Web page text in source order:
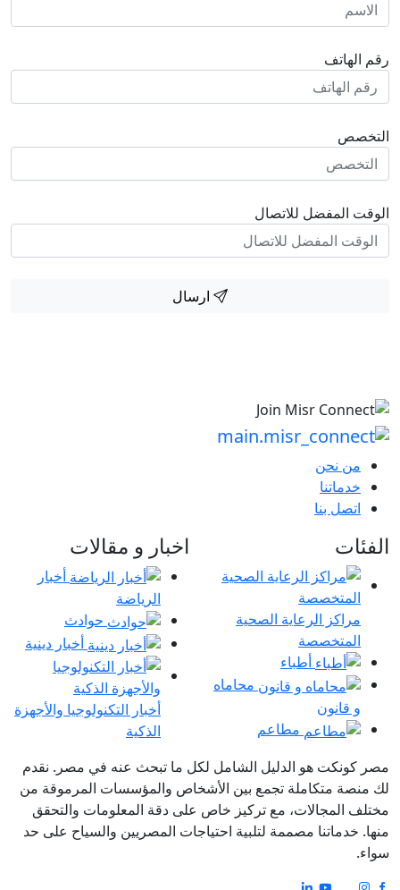
رقم الهاتف
التخصص
الوقت المفضل للاتصال
ارسال
من نحن
خدماتنا
اتصل بنا
الفئات
مراكز الرعاية الصحية
المتخصصة
أطباء
محاماه
و قانون
مطاعم
اخبار و مقالات
أخبار
الرياضة
حوادث
أخبار دينية
أخبار التكنولوجيا والأجهزة
الذكية
مصر كونكت هو الدليل الشامل لكل ما تبحث عنه في مصر. نقدم
لك منصة متكاملة تجمع بين الأشخاص والمؤسسات المرموقة من
مختلف المجالات، مع تركيز خاص على دقة المعلومات والتحقق
منها. خدماتنا مصممة لتلبية احتياجات المصريين والسياح على حد
سواء.